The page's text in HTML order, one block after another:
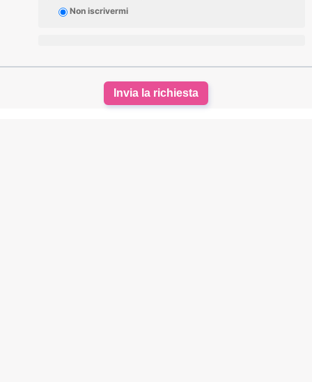
Non iscrivermi
Invia la richiesta